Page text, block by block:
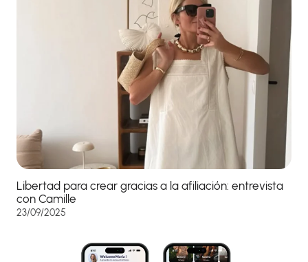
Libertad para crear gracias a la afiliación: entrevista
con Camille
23/09/2025